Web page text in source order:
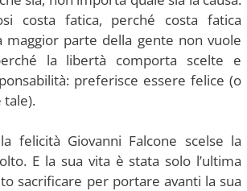
costa fatica, perché costa fatica
maggior parte della gente non vuole
la libertà comporta scelte e
preferisce essere felice (o
tale).
felicità Giovanni Falcone scelse la
E la sua vita è stata solo l’ultima
sacrificare per portare avanti la sua